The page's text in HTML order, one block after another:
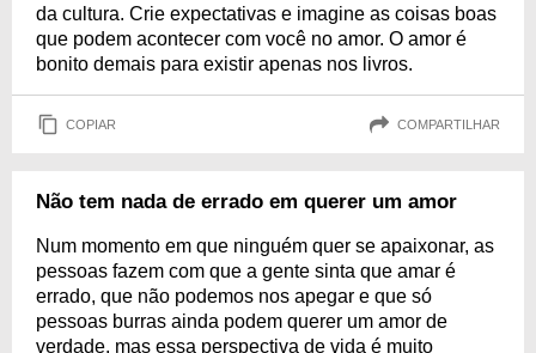
da cultura. Crie expectativas e imagine as coisas boas
que podem acontecer com você no amor. O amor é
bonito demais para existir apenas nos livros.
COPIAR COMPARTILHAR
Não tem nada de errado em querer um amor
Num momento em que ninguém quer se apaixonar, as
pessoas fazem com que a gente sinta que amar é
errado, que não podemos nos apegar e que só
pessoas burras ainda podem querer um amor de
verdade, mas essa perspectiva de vida é muito